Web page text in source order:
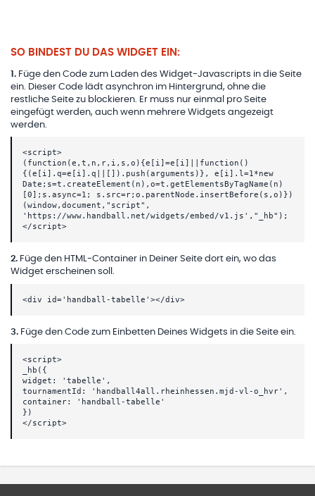
SO BINDEST DU DAS WIDGET EIN:
1 . Füge den Code zum Laden des Widget-Javascripts in die Seite
ein. Dieser Code lädt asynchron im Hintergrund, ohne die
restliche Seite zu blockieren. Er muss nur einmal pro Seite
eingefügt werden, auch wenn mehrere Widgets angezeigt
werden.
<script>
(function(e,t,n,r,i,s,o){e[i]=e[i]||function()
{(e[i].q=e[i].q||[]).push(arguments)}, e[i].l=1*new
Date;s=t.createElement(n),o=t.getElementsByTagName(n)
[0];s.async=1; s.src=r;o.parentNode.insertBefore(s,o)})
(window,document,"script",
'https://www.handball.net/widgets/embed/v1.js',"_hb");
</script>
2. Füge den HTML-Container in Deiner Seite dort ein, wo das
Widget erscheinen soll.
<div id='handball-tabelle'></div>
3. Füge den Code zum Einbetten Deines Widgets in die Seite ein.
<script>
_hb({
widget: 'tabelle',
tournamentId: 'handball4all.rheinhessen.mjd-vl-o_hvr',
container: 'handball-tabelle'
})
</script>